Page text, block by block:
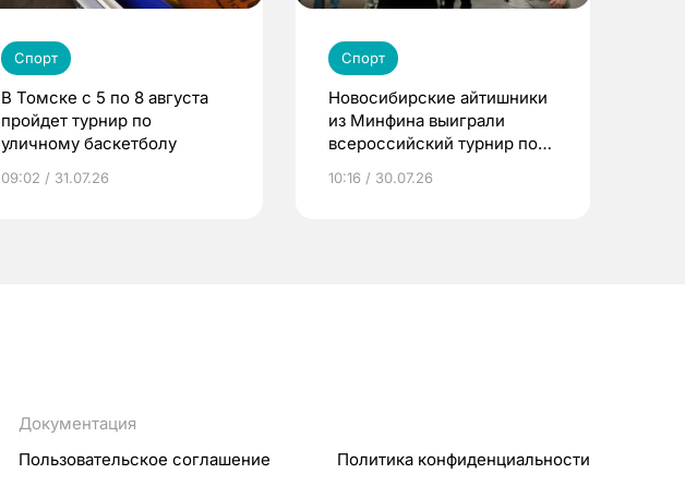
Спорт
В Томске с 5 по 8 августа
пройдет турнир по
уличному баскетболу
09:02 / 31.07.26
Спорт
Новосибирские айтишники
из Минфина выиграли
всероссийский турнир по
10:16 / 30.07.26
Документация
Пользовательское соглашение
Политика конфиденциальности